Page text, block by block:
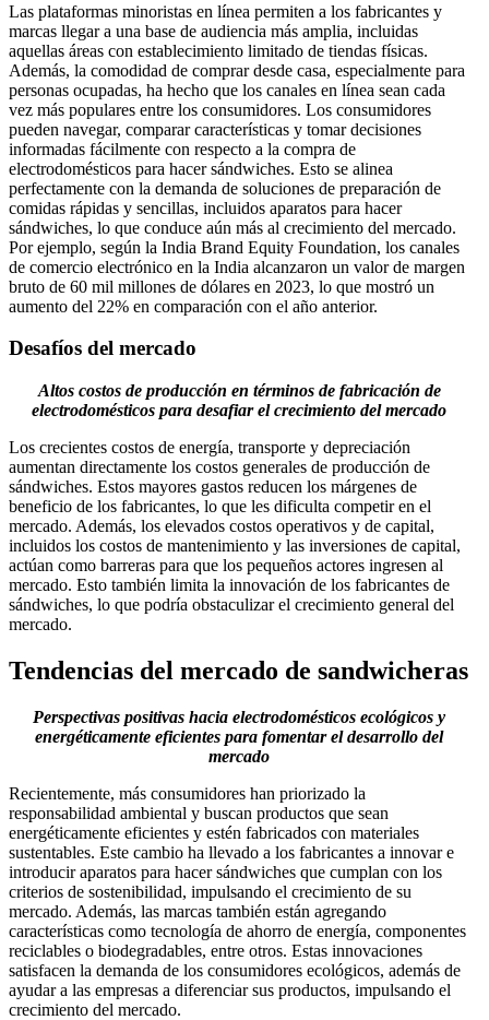
Las plataformas minoristas en línea permiten a los fabricantes y
marcas llegar a una base de audiencia más amplia, incluidas
aquellas áreas con establecimiento limitado de tiendas físicas.
Además, la comodidad de comprar desde casa, especialmente para
personas ocupadas, ha hecho que los canales en línea sean cada
vez más populares entre los consumidores. Los consumidores
pueden navegar, comparar características y tomar decisiones
informadas fácilmente con respecto a la compra de
electrodomésticos para hacer sándwiches. Esto se alinea
perfectamente con la demanda de soluciones de preparación de
comidas rápidas y sencillas, incluidos aparatos para hacer
sándwiches, lo que conduce aún más al crecimiento del mercado.
Por ejemplo, según la India Brand Equity Foundation, los canales
de comercio electrónico en la India alcanzaron un valor de margen
bruto de 60 mil millones de dólares en 2023, lo que mostró un
aumento del 22% en comparación con el año anterior.
Desafíos del mercado
Altos costos de producción en términos de fabricación de
electrodomésticos para desafiar el crecimiento del mercado
Los crecientes costos de energía, transporte y depreciación
aumentan directamente los costos generales de producción de
sándwiches. Estos mayores gastos reducen los márgenes de
beneficio de los fabricantes, lo que les dificulta competir en el
mercado. Además, los elevados costos operativos y de capital,
incluidos los costos de mantenimiento y las inversiones de capital,
actúan como barreras para que los pequeños actores ingresen al
mercado. Esto también limita la innovación de los fabricantes de
sándwiches, lo que podría obstaculizar el crecimiento general del
mercado.
Tendencias del mercado de sandwicheras
Perspectivas positivas hacia electrodomésticos ecológicos y
energéticamente eficientes para fomentar el desarrollo del
mercado
Recientemente, más consumidores han priorizado la
responsabilidad ambiental y buscan productos que sean
energéticamente eficientes y estén fabricados con materiales
sustentables. Este cambio ha llevado a los fabricantes a innovar e
introducir aparatos para hacer sándwiches que cumplan con los
criterios de sostenibilidad, impulsando el crecimiento de su
mercado. Además, las marcas también están agregando
características como tecnología de ahorro de energía, componentes
reciclables o biodegradables, entre otros. Estas innovaciones
satisfacen la demanda de los consumidores ecológicos, además de
ayudar a las empresas a diferenciar sus productos, impulsando el
crecimiento del mercado.